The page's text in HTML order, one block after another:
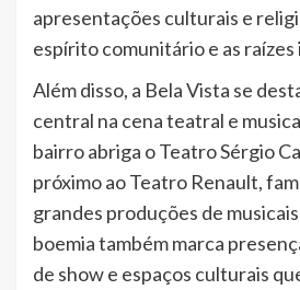
apresentações culturais e
espírito comunitário e as raízes
Além disso, a Bela Vista se
central na cena teatral e
bairro abriga o Teatro Sérgio
próximo ao Teatro Renault,
grandes produções de
boemia também marca
de show e espaços culturais